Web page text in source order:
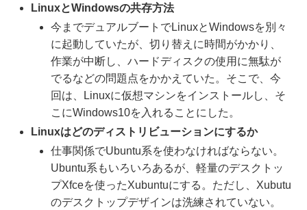
LinuxとWindowsの共存方法
今までデュアルブートでLinuxとWindowsを別々
に起動していたが、切り替えに時間がかかり、
作業が中断し、ハードディスクの使用に無駄が
でるなどの問題点をかかえていた。そこで、今
回は、Linuxに仮想マシンをインストールし、そ
こにWindows10を入れることにした。
Linuxはどのディストリビューションにするか
仕事関係でUbuntu系を使わなければならない。
Ubuntu系もいろいろあるが、軽量のデスクトッ
プXfceを使ったXubuntuにする。ただし、Xubutu
のデスクトップデザインは洗練されていない。